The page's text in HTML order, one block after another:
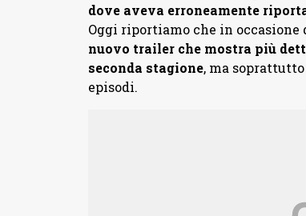
dove aveva erroneamente
Oggi riportiamo che in occasione
nuovo trailer che mostra più
seconda stagione, ma
episodi.